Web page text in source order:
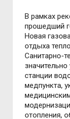
В рамках
прошедший
Новая
отдыха
Санитарно-
станции
медпункта,
отопления,